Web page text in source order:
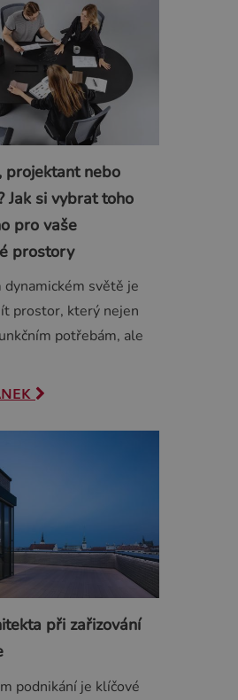
projektant nebo
Jak si vybrat toho
pro vaše
prostory
dynamickém světě je
prostor, který nejen
potřebám, ale
při zařizování
podnikání je klíčové